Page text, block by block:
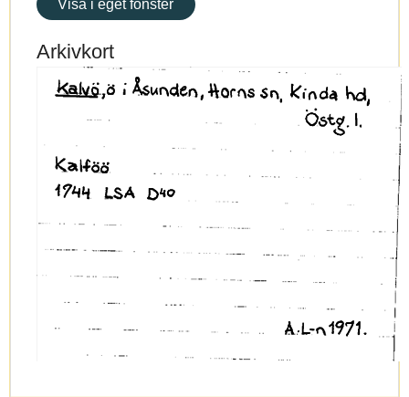
Visa i eget fönster
Arkivkort